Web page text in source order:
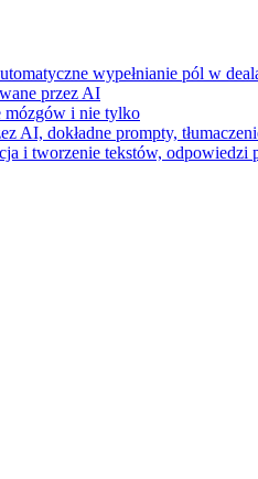
wypełnianie pól w
przez AI
mózgów i nie tylko
AI, dokładne prompty,
i tworzenie tekstów, odpowiedzi